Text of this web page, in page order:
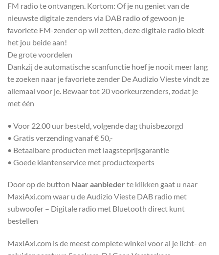
FM radio te ontvangen. Kortom: Of je nu geniet van de
nieuwste digitale zenders via DAB radio of gewoon je
favoriete FM-zender op wil zetten, deze digitale radio biedt
het jou beide aan!
De grote voordelen
Dankzij de automatische scanfunctie hoef je nooit meer lang
te zoeken naar je favoriete zender De Audizio Vieste vindt ze
allemaal voor je. Bewaar tot 20 voorkeurzenders, zodat je
met één
• Voor 22.00 uur besteld, volgende dag thuisbezorgd
• Gratis verzending vanaf € 50,-
• Betaalbare producten met laagsteprijsgarantie
• Goede klantenservice met productexperts
Door op de button Naar aanbieder te klikken gaat u naar
MaxiAxi.com waar u de Audizio Vieste DAB radio met
subwoofer – Digitale radio met Bluetooth direct kunt
bestellen
MaxiAxi.com is de meest complete winkel voor al je licht- en